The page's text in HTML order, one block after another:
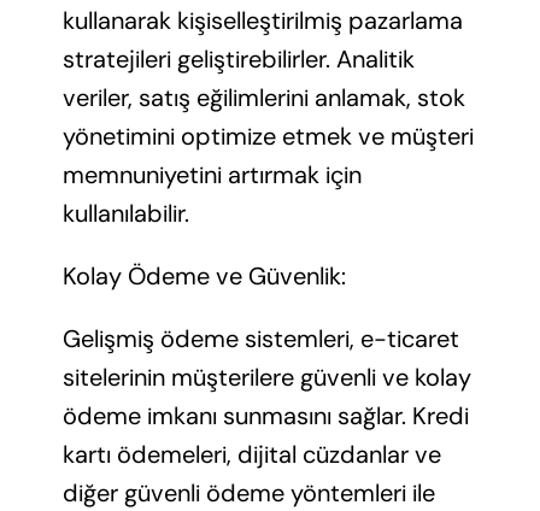
kullanarak kişiselleştirilmiş pazarlama
stratejileri geliştirebilirler. Analitik
veriler, satış eğilimlerini anlamak, stok
yönetimini optimize etmek ve müşteri
memnuniyetini artırmak için
kullanılabilir.
Kolay Ödeme ve Güvenlik:
Gelişmiş ödeme sistemleri, e-ticaret
sitelerinin müşterilere güvenli ve kolay
ödeme imkanı sunmasını sağlar. Kredi
kartı ödemeleri, dijital cüzdanlar ve
diğer güvenli ödeme yöntemleri ile